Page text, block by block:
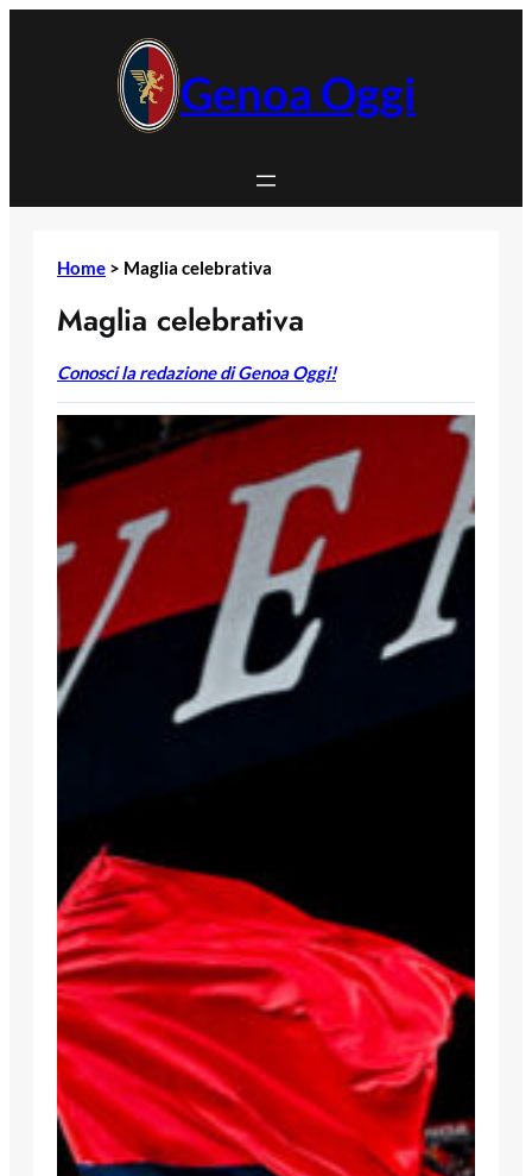
Genoa Oggi
Home > Maglia celebrativa
Maglia celebrativa
Conosci la redazione di Genoa Oggi!